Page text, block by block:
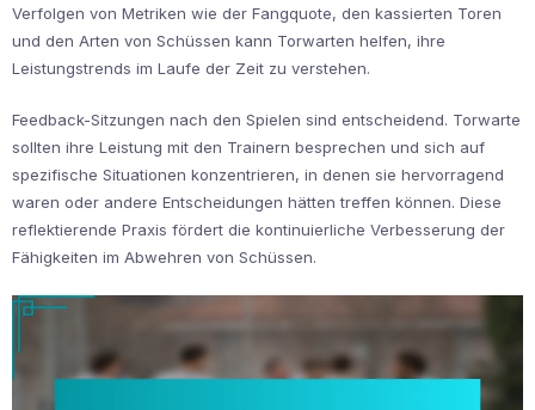
Verfolgen von Metriken wie der Fangquote, den kassierten Toren
und den Arten von Schüssen kann Torwarten helfen, ihre
Leistungstrends im Laufe der Zeit zu verstehen.
Feedback-Sitzungen nach den Spielen sind entscheidend. Torwarte
sollten ihre Leistung mit den Trainern besprechen und sich auf
spezifische Situationen konzentrieren, in denen sie hervorragend
waren oder andere Entscheidungen hätten treffen können. Diese
reflektierende Praxis fördert die kontinuierliche Verbesserung der
Fähigkeiten im Abwehren von Schüssen.